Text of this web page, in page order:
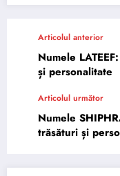
Articolul anterior
Numele
și personalitate
Articolul următor
Numele
trăsături și